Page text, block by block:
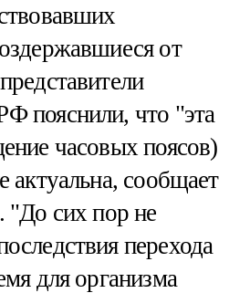
от
пояснили, что "эта
часовых поясов)
актуальна, сообщает
"До сих пор не
перехода
для организма